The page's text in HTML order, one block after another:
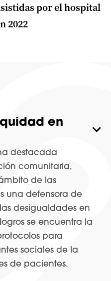
por el hospital
2022
en
destacada
comunitaria,
de las
una defensora de
desigualdades en
se encuentra la
para
sociales de la
de pacientes.